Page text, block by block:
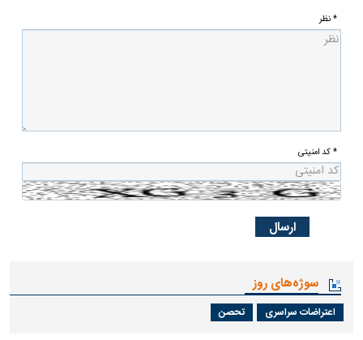
* نظر
* کد امنیتی
سوژه‌های روز
اعتراضات سراسری تحصن